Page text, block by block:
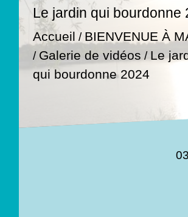
Le jardin qui bourdonne
Accueil / BIENVENUE À
/ Galerie de vidéos / Le
qui bourdonne 2024